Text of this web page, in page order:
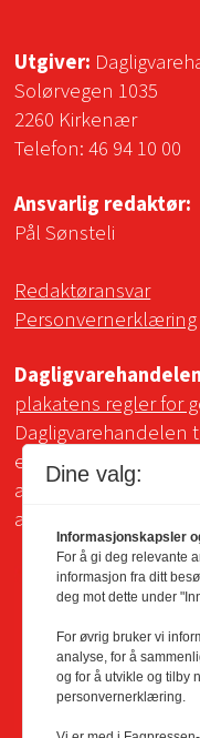
Utgiver:
Solørvegen 1035
2260 Kirkenær
Telefon:46 94 10 00
Ansvarlig redaktør:
Pål Sønsteli
Redaktøransvar
Personvernerklæring
Dagligvarehandelen
plakatens regler for
Dagligvarehandelen
eksterne sider som
av
avtale.
Dine valg:
Informasjonskapsler
For å gi deg relevante
informasjon fra ditt
deg mot dette under
For øvrig bruker vi
analyse, for å
og for å utvikle og tilby
personvernerklæring.